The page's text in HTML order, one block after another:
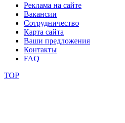
Реклама на сайте
Вакансии
Сотрудничество
Карта сайта
Ваши предложения
Контакты
FAQ
TOP